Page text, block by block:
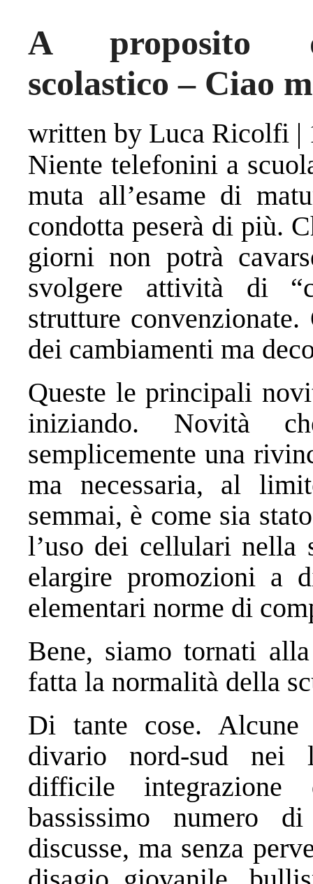
A proposito
scolastico – Ciao
written by Luca Ricolfi |
Niente telefonini a
muta all’esame di
condotta peserà di più.
giorni non potrà
svolgere attività di
strutture
dei cambiamenti ma
Queste le principali
iniziando. Novità
semplicemente una
ma necessaria, al
semmai, è come sia
l’uso dei cellulari nella
elargire promozioni a
elementari norme di
Bene, siamo tornati
fatta la normalità della
Di tante cose.
divario nord-sud nei
difficile
bassissimo numero
discusse, ma senza